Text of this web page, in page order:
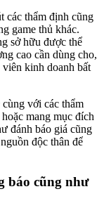
các thẩm định cũng
game thủ khác.
sở hữu được thể
cao cần dùng cho,
kinh doanh bất
với các thẩm
mang mục đích
đánh báo giá cũng
độc thân để
báo cũng như